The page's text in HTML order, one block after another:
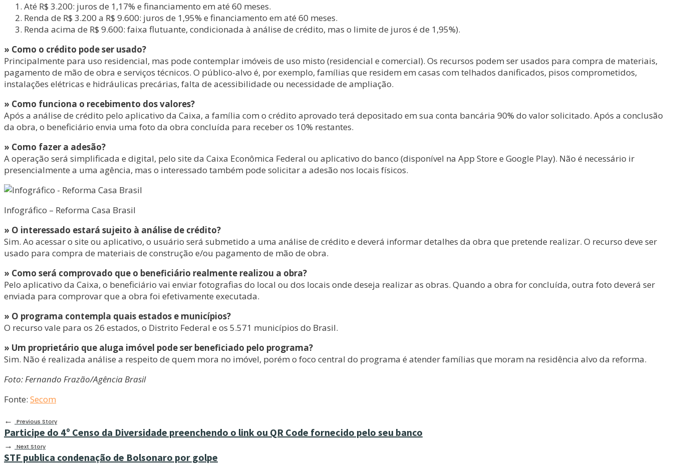
Até R$ 3.200: juros de 1,17% e financiamento em até 60 meses.
Renda de R$ 3.200 a R$ 9.600: juros de 1,95% e financiamento em até 60 meses.
Renda acima de R$ 9.600: faixa flutuante, condicionada à análise de crédito, mas o limite de juros é de 1,95%).
» Como o crédito pode ser usado?
Principalmente para uso residencial, mas pode contemplar imóveis de uso misto (residencial e comercial). Os recursos podem ser usados para compra de materiais,
pagamento de mão de obra e serviços técnicos. O público-alvo é, por exemplo, famílias que residem em casas com telhados danificados, pisos comprometidos,
instalações elétricas e hidráulicas precárias, falta de acessibilidade ou necessidade de ampliação.
» Como funciona o recebimento dos valores?
Após a análise de crédito pelo aplicativo da Caixa, a família com o crédito aprovado terá depositado em sua conta bancária 90% do valor solicitado. Após a conclusão
da obra, o beneficiário envia uma foto da obra concluída para receber os 10% restantes.
» Como fazer a adesão?
A operação será simplificada e digital, pelo site da Caixa Econômica Federal ou aplicativo do banco (disponível na App Store e Google Play). Não é necessário ir
presencialmente a uma agência, mas o interessado também pode solicitar a adesão nos locais físicos.
Infográfico – Reforma Casa Brasil
» O interessado estará sujeito à análise de crédito?
Sim. Ao acessar o site ou aplicativo, o usuário será submetido a uma análise de crédito e deverá informar detalhes da obra que pretende realizar. O recurso deve ser
usado para compra de materiais de construção e/ou pagamento de mão de obra.
» Como será comprovado que o beneficiário realmente realizou a obra?
Pelo aplicativo da Caixa, o beneficiário vai enviar fotografias do local ou dos locais onde deseja realizar as obras. Quando a obra for concluída, outra foto deverá ser
enviada para comprovar que a obra foi efetivamente executada.
» O programa contempla quais estados e municípios?
O recurso vale para os 26 estados, o Distrito Federal e os 5.571 municípios do Brasil.
» Um proprietário que aluga imóvel pode ser beneficiado pelo programa?
Sim. Não é realizada análise a respeito de quem mora no imóvel, porém o foco central do programa é atender famílias que moram na residência alvo da reforma.
Foto: Fernando Frazão/Agência Brasil
Fonte: Secom
←
Previous Story
Participe do 4º Censo da Diversidade preenchendo o link ou QR Code fornecido pelo seu banco
→ Next Story
STF publica condenação de Bolsonaro por golpe